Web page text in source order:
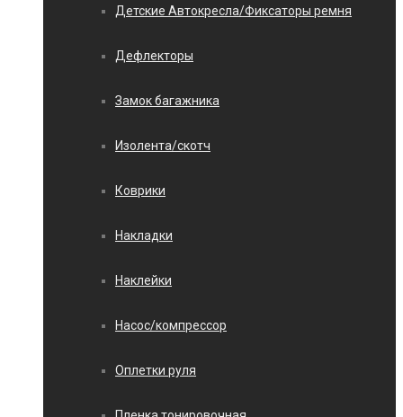
Детские Автокресла/Фиксаторы ремня
Дефлекторы
Замок багажника
Изолента/скотч
Коврики
Накладки
Наклейки
Насос/компрессор
Оплетки руля